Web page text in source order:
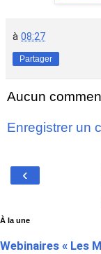
à 08:27
Partager
Aucun
Enregistrer un
‹
À la une
Webinaires « Les